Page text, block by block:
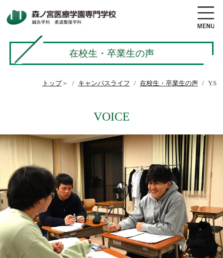
地図・交通アクセス 電話をかける
高校生の方へ 社会人・既卒者の方へ
学科・コース紹介
学校案内
入学案内
オープンキャンパス
在校生・卒業生の声
トップ＞ キャンパスライフ 在校生・卒業生の声 Y.S
VOICE